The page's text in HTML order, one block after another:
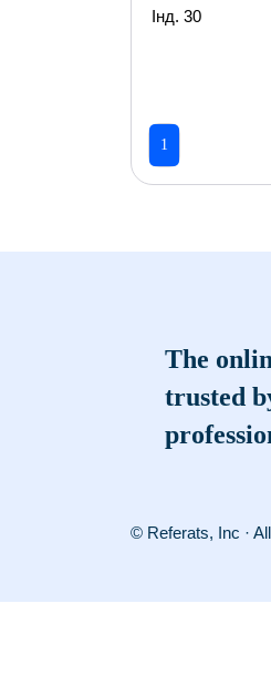
Інд. 30
1
The
trusted
© Referats, Inc ·